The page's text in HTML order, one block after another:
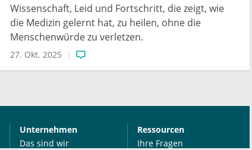
Wissenschaft, Leid und Fortschritt, die zeigt, wie
die Medizin gelernt hat, zu heilen, ohne die
Menschenwürde zu verletzen.
27. Okt. 2025
Unternehmen
Das sind wir
Ressourcen
Ihre Fragen